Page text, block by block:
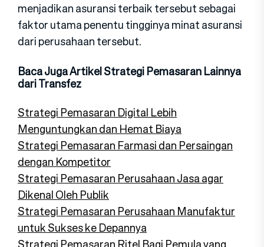
menjadikan asuransi terbaik tersebut sebagai
faktor utama penentu tingginya minat asuransi
dari perusahaan tersebut.
Baca Juga Artikel Strategi Pemasaran Lainnya
dari Transfez
Strategi Pemasaran Digital Lebih
Menguntungkan dan Hemat Biaya
Strategi Pemasaran Farmasi dan Persaingan
dengan Kompetitor
Strategi Pemasaran Perusahaan Jasa agar
Dikenal Oleh Publik
Strategi Pemasaran Perusahaan Manufaktur
untuk Sukses ke Depannya